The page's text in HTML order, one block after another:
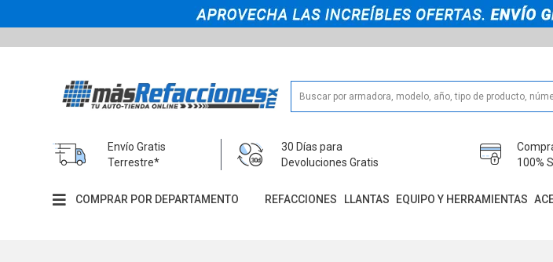
Envío Gratis
Terrestre*
30 Días para
Devoluciones Gratis
100%
COMPRAR POR DEPARTAMENTO REFACCIONES LLANTAS EQUIPO Y HERRAMIENTAS